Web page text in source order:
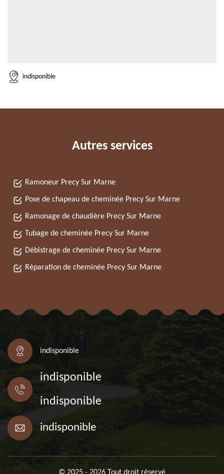
indisponible
Autres services
Ramoneur Precy Sur Marne
Pose de chapeau de cheminée Precy Sur Marne
Ramonage de chaudière Precy Sur Marne
Tubage de cheminée Precy Sur Marne
Débistrage de cheminée Precy Sur Marne
Réparation de cheminée Precy Sur Marne
indisponible
indisponible
indisponible
indisponible